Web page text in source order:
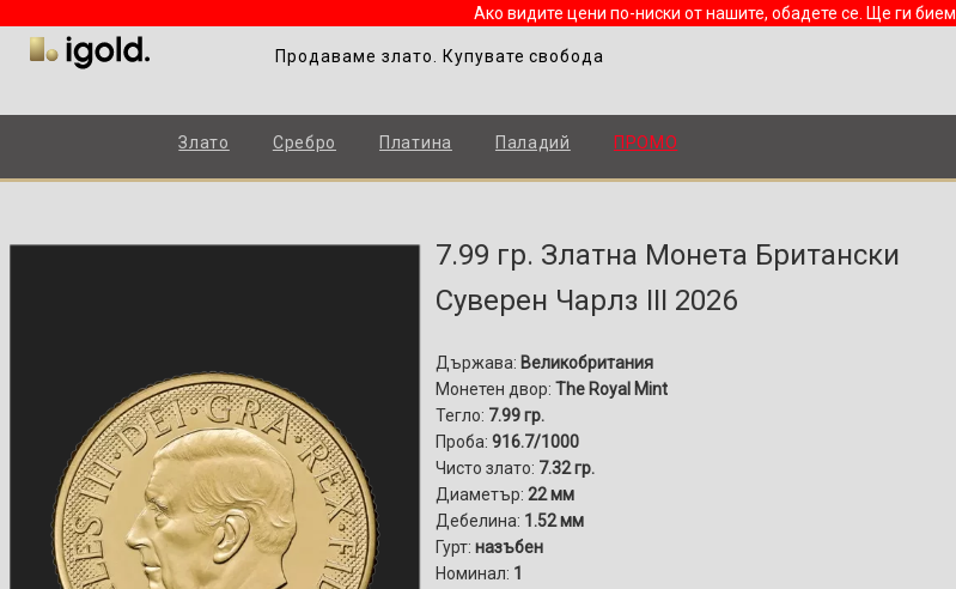
Ако видите цени по-ниски от нашите, обадете се. Ще ги бием
Продаваме злато. Купувате свобода
Злато Сребро Платина Паладий ПРОМО
7.99 гр. Златна Монета Британски
Суверен Чарлз III 2026
Държава: Великобритания
Монетен двор:The Royal Mint
Тегло: 7.99 гр.
Проба:916.7/1000
Чисто злато: 7.32 гр.
Диаметър:22 мм
Дебелина: 1.52 мм
Гурт:назъбен
Номинал: 1